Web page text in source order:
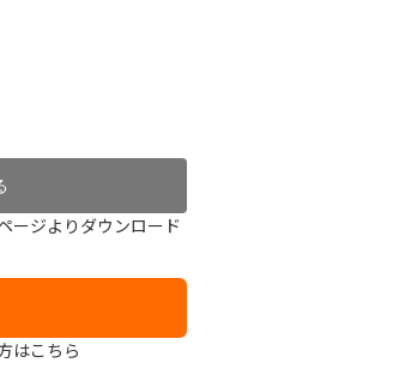
ジよりダウンロード
こちら